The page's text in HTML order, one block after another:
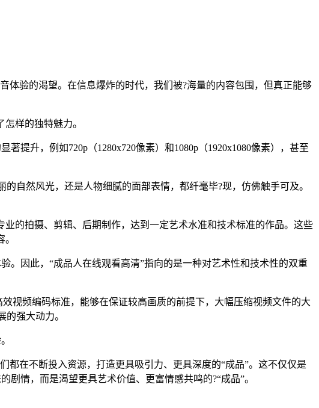
验的渴望。在信息爆炸的时代，我们被?海量的内容包围，但真正能够
样的独特魅力。
提升，例如720p（1280x720像素）和1080p（1920x1080像素），甚至
自然风光，还是人物细腻的面部表情，都纤毫毕?现，仿佛触手可及。
的拍摄、剪辑、后期制作，达到一定艺术水准和技术标准的作品。这些
。因此，“成品人在线观看高清”指向的是一种对艺术性和技术性的双重
视频编码标准，能够在保证较高画质的前提下，大幅压缩视频文件的大
强大动力。
都在不断投入资源，打造更具吸引力、更具深度的“成品”。这不仅仅是
情，而是渴望更具艺术价值、更富情感共鸣的?“成品”。